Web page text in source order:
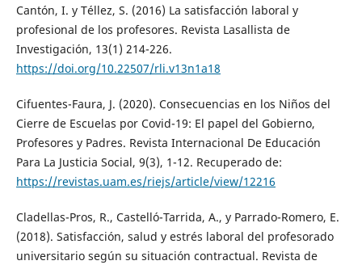
Cantón, I. y Téllez, S. (2016) La satisfacción laboral y
profesional de los profesores. Revista Lasallista de
Investigación, 13(1) 214-226.
https://doi.org/10.22507/rli.v13n1a18
Cifuentes-Faura, J. (2020). Consecuencias en los Niños del
Cierre de Escuelas por Covid-19: El papel del Gobierno,
Profesores y Padres. Revista Internacional De Educación
Para La Justicia Social, 9(3), 1-12. Recuperado de:
https://revistas.uam.es/riejs/article/view/12216
Cladellas-Pros, R., Castelló-Tarrida, A., y Parrado-Romero, E.
(2018). Satisfacción, salud y estrés laboral del profesorado
universitario según su situación contractual. Revista de